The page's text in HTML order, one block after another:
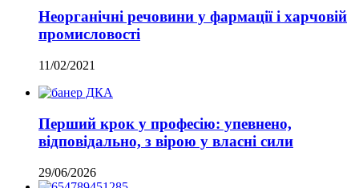
Неорганічні речовини у фармації і харчовій
промисловості
11/02/2021
Перший крок у професію: упевнено,
відповідально, з вірою у власні сили
29/06/2026